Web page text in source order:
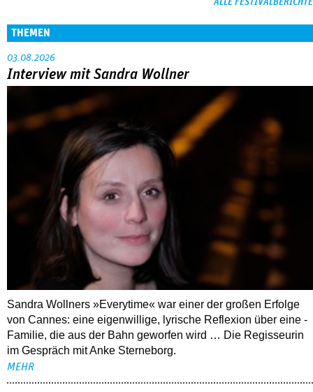
Sandra Wollners »Everytime« war einer der großen Erfolge
von Cannes: eine eigenwillige, lyrische Reflexion über eine ­
Familie, die aus der Bahn geworfen wird … Die Regisseurin
im Gespräch mit Anke Sterneborg.
Nahaufnahme von Bárbara Lennie
80 Jahre DEFA
Christopher Nolan – Was bleibt, was nervt